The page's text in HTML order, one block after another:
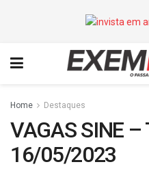
Home Destaques
VAGAS SINE –
16/05/2023